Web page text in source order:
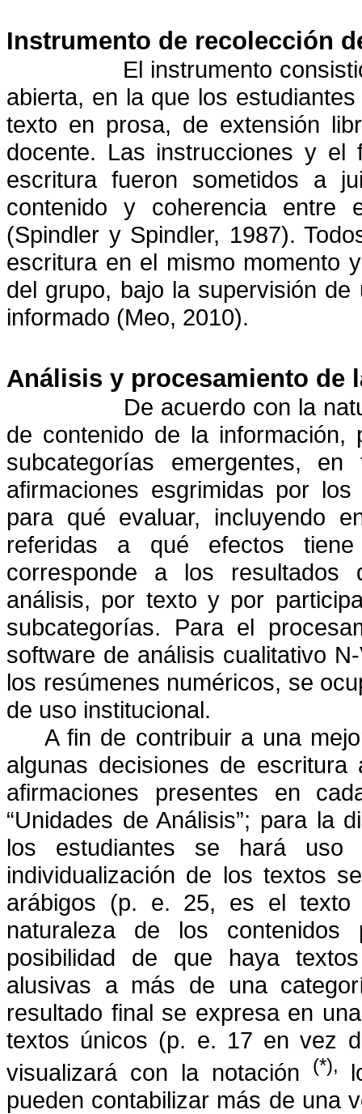
Instrumento de recolección
El instrumento
abierta, en la que los
texto en prosa, de extensión
docente. Las instrucciones y
escritura fueron sometidos a
contenido y coherencia entre
(Spindler y Spindler, 1987).
escritura en el mismo momento
del grupo, bajo la supervisión
informado (Meo, 2010).
Análisis y procesamiento de
De acuerdo con la
de contenido de la
subcategorías emergentes,
afirmaciones esgrimidas por
para qué evaluar, incluyendo
referidas a qué efectos
corresponde a los resultados
análisis, por texto y por
subcategorías. Para el
software de análisis cualitativo
los resúmenes numéricos, se
de uso institucional.
A fin de contribuir a una
algunas decisiones de
afirmaciones presentes en
“Unidades de Análisis”; para la
los estudiantes se hará
individualización de los textos
arábigos (p. e. 25, es el texto
naturaleza de los
posibilidad de que haya
alusivas a más de una
resultado final se expresa en
textos únicos (p. e. 17 en vez
visualizará con la notación
(*),
pueden contabilizar más de una